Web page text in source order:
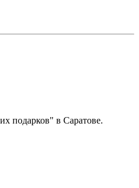
подарков" в Саратове.